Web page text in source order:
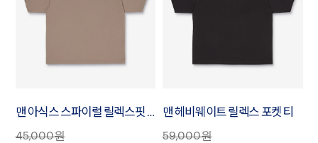
맨 아식스 스파이럴 릴렉스핏 엠브로이더리 티
45,000원
맨 헤비웨이트 릴렉스 포켓 티
59,000원